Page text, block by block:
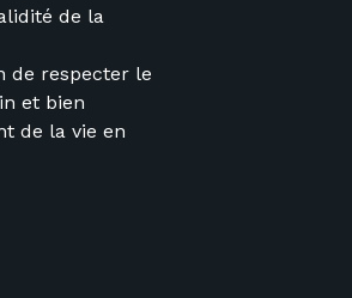
de la
de respecter le
et bien
de la vie en